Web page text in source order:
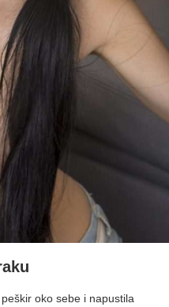
oko sebe i napustila